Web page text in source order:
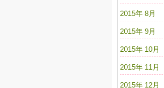
2015年 8月
2015年 9月
2015年 10月
2015年 11月
2015年 12月